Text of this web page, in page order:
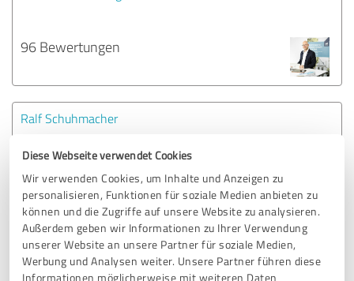
Diese Webseite verwendet Cookies
Wir verwenden Cookies, um Inhalte und Anzeigen zu
personalisieren, Funktionen für soziale Medien anbieten zu
können und die Zugriffe auf unsere Website zu analysieren.
Außerdem geben wir Informationen zu Ihrer Verwendung
unserer Website an unsere Partner für soziale Medien,
Werbung und Analysen weiter. Unsere Partner führen diese
Informationen möglicherweise mit weiteren Daten
96 Bewertungen
Ralf Schuhmacher
58 Bewertungen
4.95 von 5
1 2 3 4 5 6